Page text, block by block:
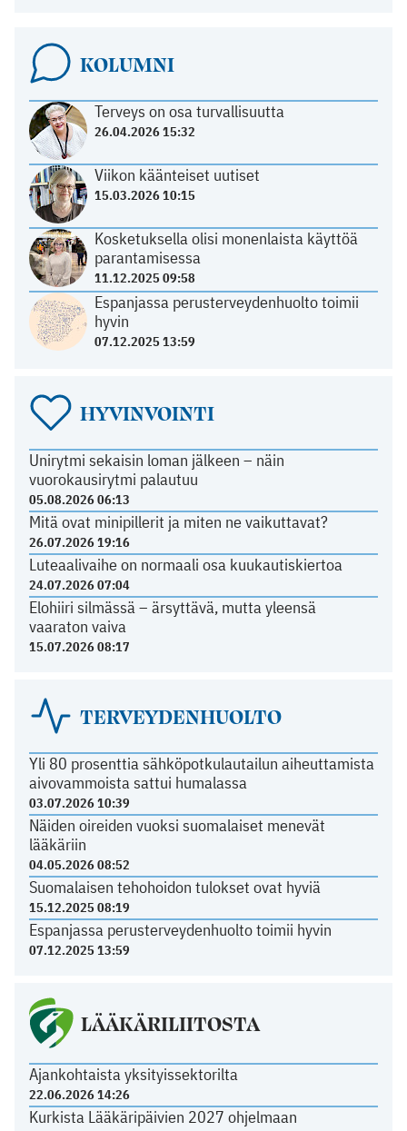
KOLUMNI
Terveys on osa turvallisuutta
26.04.2026 15:32
Viikon käänteiset uutiset
15.03.2026 10:15
Kosketuksella olisi monenlaista käyttöä
parantamisessa
11.12.2025 09:58
Espanjassa perusterveydenhuolto toimii
hyvin
07.12.2025 13:59
HYVINVOINTI
Unirytmi sekaisin loman jälkeen – näin
vuorokausirytmi palautuu
05.08.2026 06:13
Mitä ovat minipillerit ja miten ne vaikuttavat?
26.07.2026 19:16
Luteaalivaihe on normaali osa kuukautiskiertoa
24.07.2026 07:04
Elohiiri silmässä – ärsyttävä, mutta yleensä
vaaraton vaiva
15.07.2026 08:17
TERVEYDENHUOLTO
Yli 80 prosenttia sähköpotkulautailun aiheuttamista
aivovammoista sattui humalassa
03.07.2026 10:39
Näiden oireiden vuoksi suomalaiset menevät
lääkäriin
04.05.2026 08:52
Suomalaisen tehohoidon tulokset ovat hyviä
15.12.2025 08:19
Espanjassa perusterveydenhuolto toimii hyvin
07.12.2025 13:59
LÄÄKÄRILIITOSTA
Ajankohtaista yksityissektorilta
22.06.2026 14:26
Kurkista Lääkäripäivien 2027 ohjelmaan